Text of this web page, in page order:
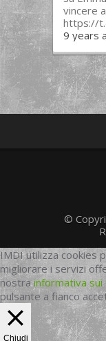
vincere
https://
9 years
©
IMDI utilizza cookies
migliorare i servizi
nostrainformativa sui
pulsante a fianco
Chiudi